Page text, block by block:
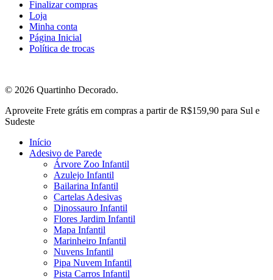
Finalizar compras
Loja
Minha conta
Página Inicial
Política de trocas
© 2026 Quartinho Decorado.
Close
Menu
Aproveite Frete grátis em compras a partir de R$159,90 para Sul e
Sudeste
Início
Adesivo de Parede
Árvore Zoo Infantil
Azulejo Infantil
Bailarina Infantil
Cartelas Adesivas
Dinossauro Infantil
Flores Jardim Infantil
Mapa Infantil
Marinheiro Infantil
Nuvens Infantil
Pipa Nuvem Infantil
Pista Carros Infantil